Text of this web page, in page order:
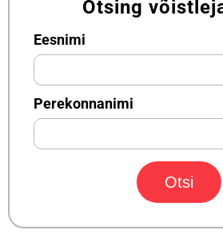
Otsing
Eesnimi
Perekonnanimi